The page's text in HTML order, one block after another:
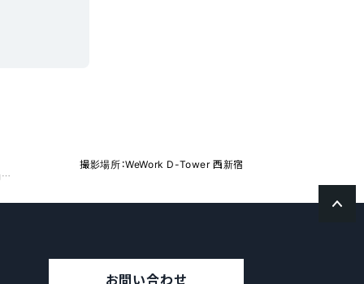
jinjer、社会保険労務士 五味田氏が登壇する『【2024年4月改正】本当にこれで合っている？ 労働条件明示のルール改正 対策講座』を開催
撮影場所：WeWork D-Tower 西新宿
お問い合わせ